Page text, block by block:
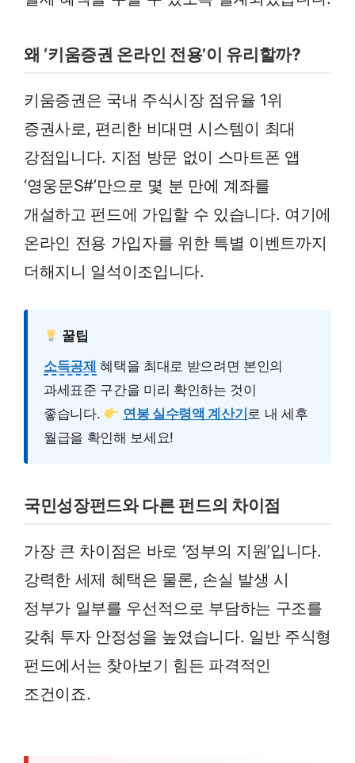
왜 ‘키움증권 온라인 전용’이 유리할까?
키움증권은 국내 주식시장 점유율 1위
증권사로, 편리한 비대면 시스템이 최대
강점입니다. 지점 방문 없이 스마트폰 앱
‘영웅문S#’만으로 몇 분 만에 계좌를
개설하고 펀드에 가입할 수 있습니다. 여기에
온라인 전용 가입자를 위한 특별 이벤트까지
더해지니 일석이조입니다.
꿀팁
소득공제 혜택을 최대로 받으려면 본인의
과세표준 구간을 미리 확인하는 것이
좋습니다.
연봉 실수령액 계산기 로 내 세후
월급을 확인해 보세요!
국민성장펀드와 다른 펀드의 차이점
가장 큰 차이점은 바로 ‘정부의 지원’입니다.
강력한 세제 혜택은 물론, 손실 발생 시
정부가 일부를 우선적으로 부담하는 구조를
갖춰 투자 안정성을 높였습니다. 일반 주식형
펀드에서는 찾아보기 힘든 파격적인
조건이죠.